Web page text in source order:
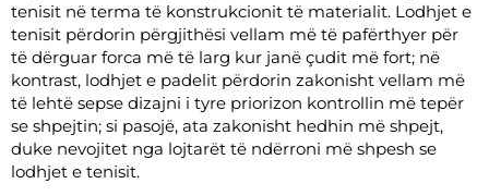
tenisit në terma të konstrukcionit të materialit. Lodhjet e
tenisit përdorin përgjithësi vellam më të pafërthyer për
të dërguar forca më të larg kur janë çudit më fort; në
kontrast, lodhjet e padelit përdorin zakonisht vellam më
të lehtë sepse dizajni i tyre priorizon kontrollin më tepër
se shpejtin; si pasojë, ata zakonisht hedhin më shpejt,
duke nevojitet nga lojtarët të ndërroni më shpesh se
lodhjet e tenisit.